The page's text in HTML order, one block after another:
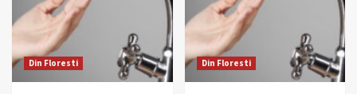
Din Floresti Din Floresti